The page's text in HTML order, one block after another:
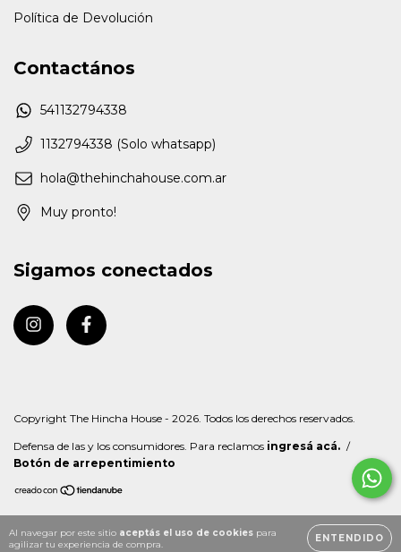
Al navegar por este sitio aceptás el uso de cookies para
agilizar tu experiencia de compra.
ENTENDIDO
Política de Devolución
Contactános
541132794338
1132794338 (Solo whatsapp)
hola@thehinchahouse.com.ar
Muy pronto!
Sigamos conectados
Copyright The Hincha House - 2026. Todos los derechos reservados.
Defensa de las y los consumidores. Para reclamos ingresá acá. /
Botón de arrepentimiento